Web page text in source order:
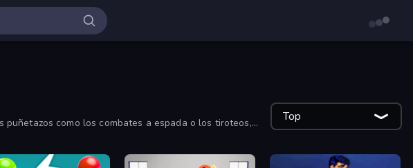
como los combates a espada o los tiroteos,
Top